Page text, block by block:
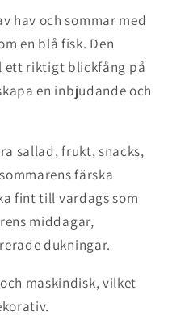
hav och sommar med
en blå fisk. Den
ett riktigt blickfång på
en inbjudande och
sallad, frukt, snacks,
färska
fint till vardags som
middagar,
dukningar.
maskindisk, vilket